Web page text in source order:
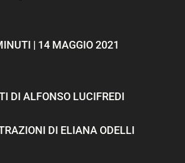
| 14 MAGGIO 2021
DI ALFONSO LUCIFREDI
DI ELIANA ODELLI